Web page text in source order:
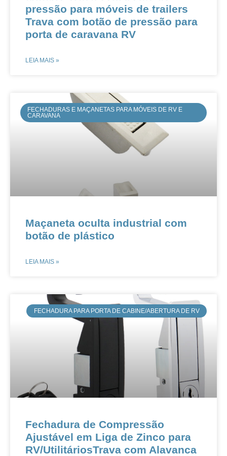
pressão para móveis de trailers
Trava com botão de pressão para
porta de caravana RV
LEIA MAIS »
FECHADURAS E MAÇANETAS PARA MÓVEIS DE RV E
CARAVANA
​​​​Maçaneta oculta industrial com
botão de plástico
LEIA MAIS »
​​FECHADURA PARA PORTA DE CABINE/ABERTURA DE RV
Fechadura de Compressão
Ajustável em Liga de Zinco para
RV/UtilitáriosTrava com Alavanca